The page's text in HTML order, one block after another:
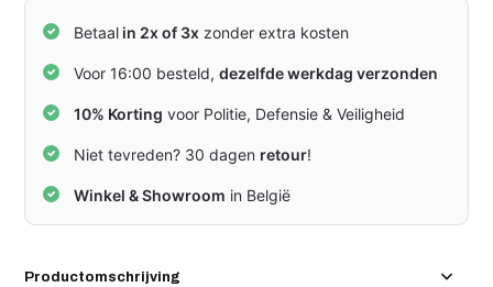
Betaal in 2x of 3x zonder extra kosten
Voor 16:00 besteld,dezelfde werkdag verzonden
10% Korting voor Politie, Defensie & Veiligheid
Niet tevreden? 30 dagen retour!
Winkel & Showroom in België
Productomschrijving